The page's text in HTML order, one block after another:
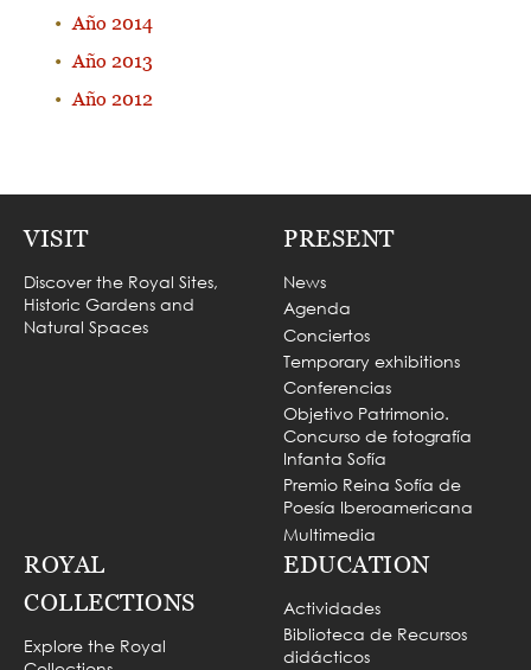
Año 2014
Año 2013
Año 2012
VISIT
Discover the Royal Sites,
Historic Gardens and
Natural Spaces
PRESENT
News
Agenda
Conciertos
Temporary exhibitions
Conferencias
Objetivo Patrimonio.
Concurso de fotografía
Infanta Sofía
Premio Reina Sofía de
Poesía Iberoamericana
Multimedia
ROYAL
COLLECTIONS
Explore the Royal
EDUCATION
Actividades
Biblioteca de Recursos
didácticos